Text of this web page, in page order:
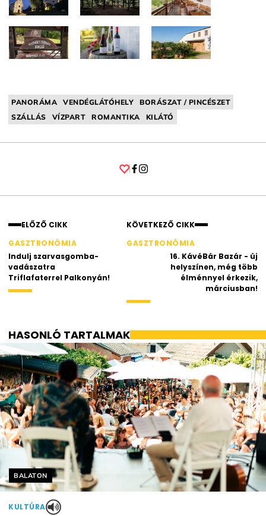
PANORÁMA VENDÉGLÁTÓHELY
BORÁSZAT / PINCÉSZET
SZÁLLÁS
VÍZPART ROMANTIKA KILÁTÓ
ELŐZŐ CIKK
GASZTRONÓMIA
Indulj szarvasgomba-
vadászatra
Triflafaterrel Palkonyán!
KÖVETKEZŐ CIKK
GASZTRONÓMIA
16. KávéBár Bazár - új
helyszínen, még több
élménnyel érkezik,
márciusban!
HASONLÓ TARTALMAK
Helyszín címkék:
BALATON
KULTÚRA